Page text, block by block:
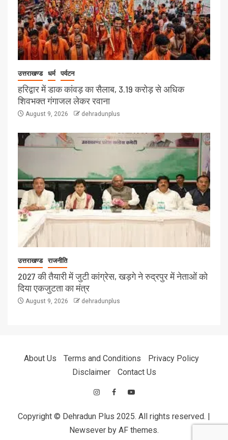
उत्तराखण्ड धर्म पर्यटन
हरिद्वार में डाक कांवड़ का सैलाब, 3.19 करोड़ से अधिक
शिवभक्त गंगाजल लेकर रवाना
August 9, 2026 dehradunplus
उत्तराखण्ड राजनीति
2027 की तैयारी में जुटी कांग्रेस, खड़गे ने रुद्रपुर में नेताओं को
दिया एकजुटता का मंत्र
August 9, 2026 dehradunplus
About Us Terms and Conditions
Privacy Policy
Disclaimer
Contact Us
Copyright © Dehradun Plus 2025. All rights reserved. |
Newsever by AF themes.